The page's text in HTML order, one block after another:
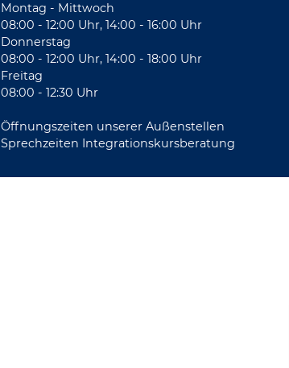
Montag - Mittwoch
08:00 - 12:00 Uhr, 14:00 - 16:00 Uhr
Donnerstag
08:00 - 12:00 Uhr, 14:00 - 18:00 Uhr
Freitag
08:00 - 12:30 Uhr
Öffnungszeiten unserer Außenstellen
Sprechzeiten Integrationskursberatung